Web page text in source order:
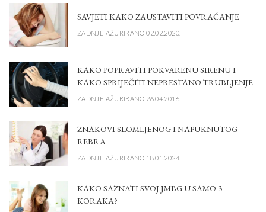
SAVJETI KAKO ZAUSTAVITI POVRAĆANJE
ZADNJE AŽURIRANO 02.02.2020.
KAKO POPRAVITI POKVARENU SIRENU I
KAKO SPRIJEČITI NEPRESTANO TRUBLJENJE
ZADNJE AŽURIRANO 26.04.2016.
ZNAKOVI SLOMLJENOG I NAPUKNUTOG
REBRA
ZADNJE AŽURIRANO 18.01.2024.
KAKO SAZNATI SVOJ JMBG U SAMO 3
KORAKA?